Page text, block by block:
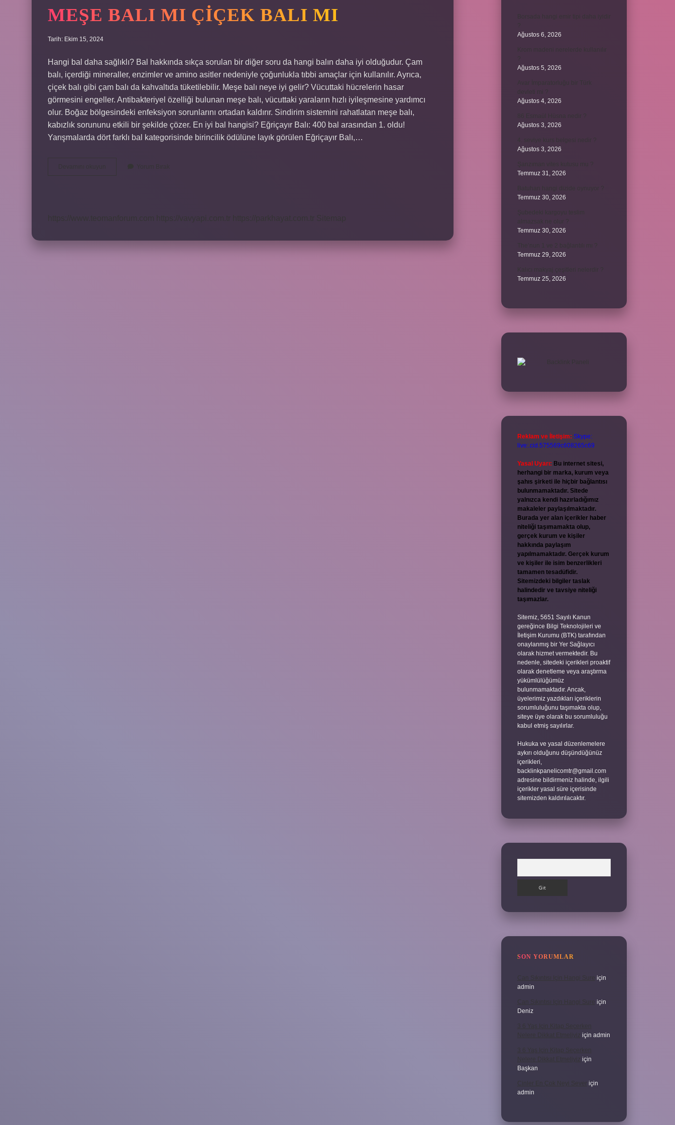
MEŞE BALI MI ÇIÇEK BALI MI
Tarih: Ekim 15, 2024
Hangi bal daha sağlıklı? Bal hakkında sıkça sorulan bir diğer soru da hangi balın daha iyi olduğudur. Çam
balı, içerdiği mineraller, enzimler ve amino asitler nedeniyle çoğunlukla tıbbi amaçlar için kullanılır. Ayrıca,
çiçek balı gibi çam balı da kahvaltıda tüketilebilir. Meşe balı neye iyi gelir? Vücuttaki hücrelerin hasar
görmesini engeller. Antibakteriyel özelliği bulunan meşe balı, vücuttaki yaraların hızlı iyileşmesine yardımcı
olur. Boğaz bölgesindeki enfeksiyon sorunlarını ortadan kaldırır. Sindirim sistemini rahatlatan meşe balı,
kabızlık sorununu etkili bir şekilde çözer. En iyi bal hangisi? Eğriçayır Balı: 400 bal arasından 1. oldu!
Yarışmalarda dört farklı bal kategorisinde birincilik ödülüne layık görülen Eğriçayır Balı,…
Ağustos 6, 2026
Ağustos 5, 2026
Ağustos 4, 2026
Ağustos 3, 2026
Ağustos 3, 2026
Temmuz 31, 2026
Temmuz 30, 2026
Temmuz 30, 2026
Temmuz 29, 2026
Temmuz 25, 2026
Reklam ve İletişim: Skype:
live:.cid.575569c608265c69
Yasal Uyarı: Bu internet sitesi,
herhangi bir marka, kurum veya
şahıs şirketi ile hiçbir bağlantısı
bulunmamaktadır. Sitede
yalnızca kendi hazırladığımız
makaleler paylaşılmaktadır.
Burada yer alan içerikler haber
niteliği taşımamakta olup,
gerçek kurum ve kişiler
hakkında paylaşım
yapılmamaktadır. Gerçek kurum
ve kişiler ile isim benzerlikleri
tamamen tesadüfidir.
Sitemizdeki bilgiler taslak
halindedir ve tavsiye niteliği
taşımazlar.
Sitemiz, 5651 Sayılı Kanun
gereğince Bilgi Teknolojileri ve
İletişim Kurumu (BTK) tarafından
onaylanmış bir Yer Sağlayıcı
olarak hizmet vermektedir. Bu
nedenle, sitedeki içerikleri proaktif
olarak denetleme veya araştırma
yükümlülüğümüz
bulunmamaktadır. Ancak,
üyelerimiz yazdıkları içeriklerin
sorumluluğunu taşımakta olup,
siteye üye olarak bu sorumluluğu
kabul etmiş sayılırlar.
Hukuka ve yasal düzenlemelere
aykırı olduğunu düşündüğünüz
içerikleri,
backlinkpanelicomtr@gmail.com
adresine bildirmeniz halinde, ilgili
içerikler yasal süre içerisinde
sitemizden kaldırılacaktır.
SON YORUMLAR
Can Sıkıntısı Için Hangi Sure için
admin
Can Sıkıntısı Için Hangi Sure için
Deniz
3 6 Yaş Için Kitap Seçerken
Nelere Dikkat Etmeliyiz için admin
3 6 Yaş Için Kitap Seçerken
Nelere Dikkat Etmeliyiz için
Başkan
Cinler En Çok Neyi Sever için
admin